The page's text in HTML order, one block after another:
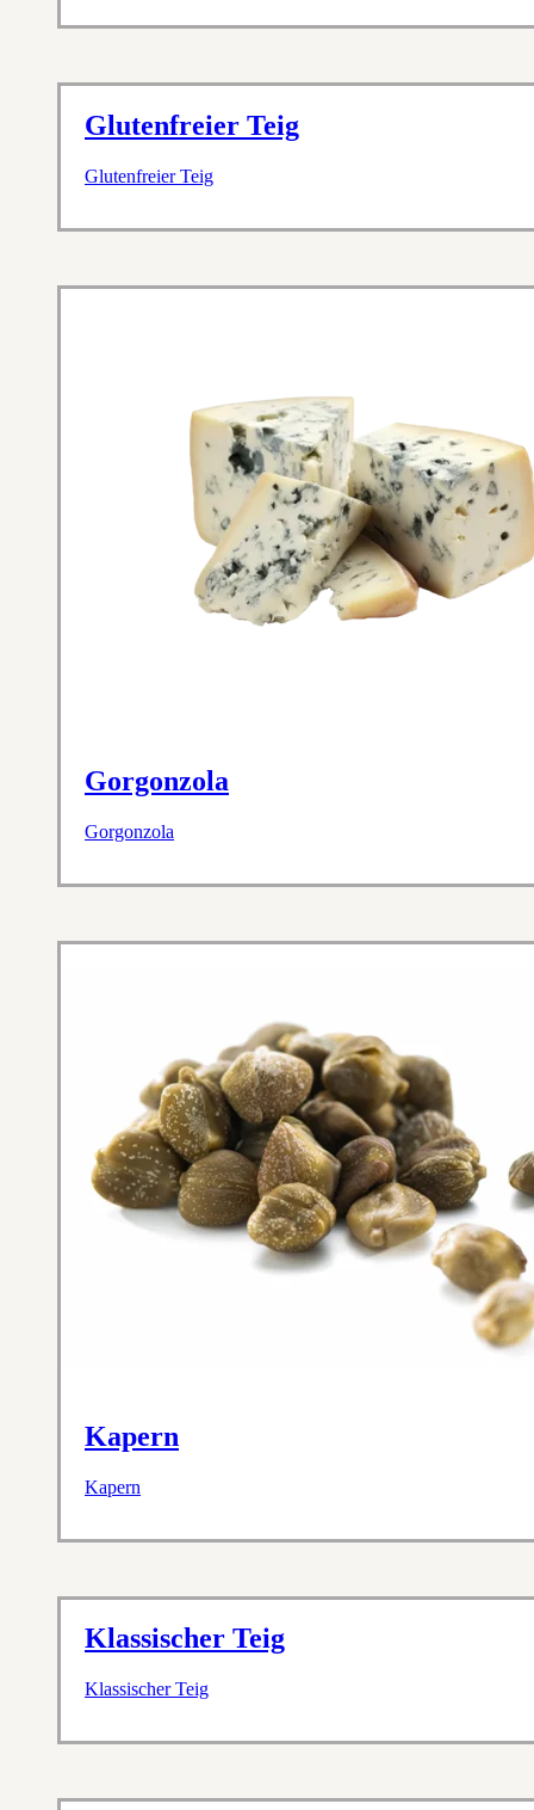
Glutenfreier Teig
Glutenfreier Teig
Gorgonzola
Gorgonzola
Kapern
Kapern
Klassischer Teig
Klassischer Teig